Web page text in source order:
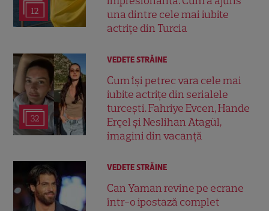
12
una dintre cele mai iubite
actrițe din Turcia
32
VEDETE STRĂINE
Cum își petrec vara cele mai
iubite actrițe din serialele
turcești. Fahriye Evcen, Hande
Erçel și Neslihan Atagül,
imagini din vacanță
VEDETE STRĂINE
Can Yaman revine pe ecrane
într-o ipostază complet